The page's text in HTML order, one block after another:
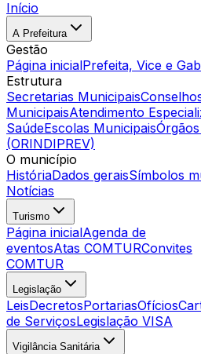
Início
A Prefeitura
Gestão
Página inicialPrefeita, Vice e
Estrutura
Secretarias Municipais
MunicipaisAtendimento
SaúdeEscolas Municipais
(ORINDIPREV)
O município
HistóriaDados geraisSímbolos
Notícias
Turismo
Página inicialAgenda de
eventosAtas COMTURConvites
COMTUR
Legislação
LeisDecretosPortariasOfícios
de ServiçosLegislação VISA
Vigilância Sanitária